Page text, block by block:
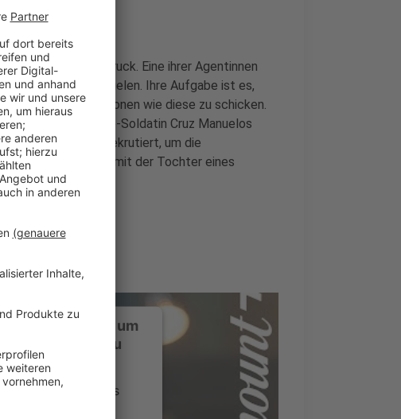
daher ein hoher Druck. Eine ihrer Agentinnen
spielen. Ihre Aufgabe ist es,
auf gewagte Missionen wie diese zu schicken.
engagierte Marine-Soldatin Cruz Manuelos
Programm rekrutiert, um die
Sie soll sich mit der Tochter eines
Zustimmung, um
Video-Service zu
Service eines